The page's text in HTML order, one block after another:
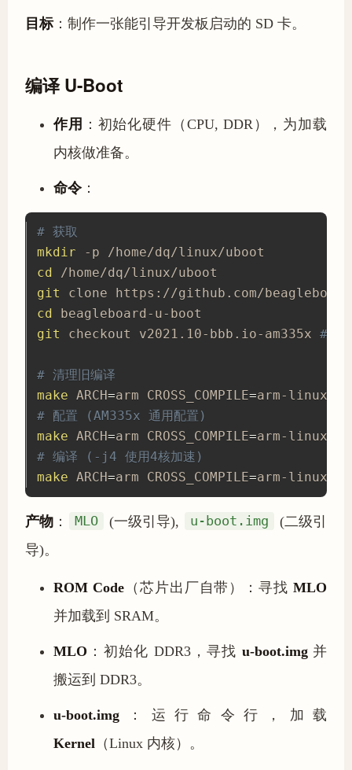
目标：制作一张能引导开发板启动的 SD 卡。
编译 U-Boot
作用 ：初始化硬件（CPU, DDR），为加载
内核做准备。
命令：
# 获取
mkdir
cd
git
cd
git
checkout v2021.10-bbb.io-am335x # 切
# 清理旧编译
make ARCH=arm CROSS_COMPILE=
# 配置 (AM335x 通用配置)
make ARCH=arm CROSS_COMPILE=
# 编译 (-j4 使用4核加速)
make ARCH=arm CROSS_COMPILE=arm-linux-
产物 ： MLO (一级引导), u-boot.img
(二级引
导)。
ROM Code（芯片出厂自带）：寻找MLO
并加载到 SRAM。
MLO ：初始化 DDR3，寻找 u-boot.img并
搬运到 DDR3。
u-boot.img ：运行命令行，加载
Kernel （Linux 内核）。